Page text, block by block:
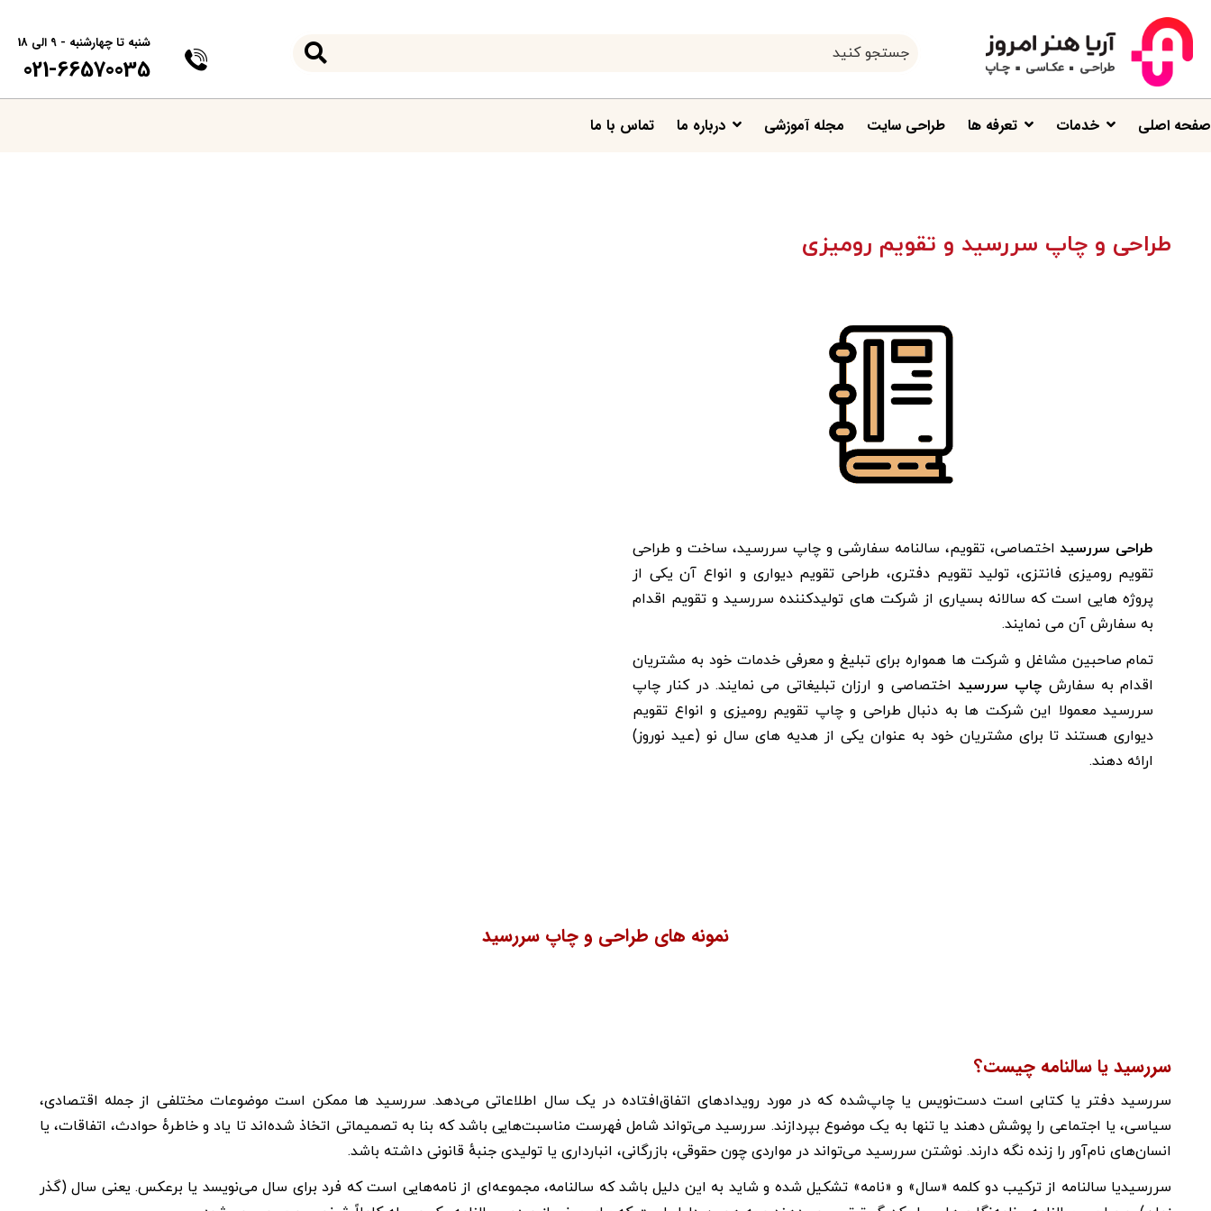
شنبه تا چهارشنبه - 9 الی 18
021-66570035
صفحه اصلی خدمات تعرفه ها طراحی سایت مجله آموزشی درباره ما تماس با ما
طراحی و چاپ سررسید و تقویم رومیزی
طراحی سررسیداختصاصی، تقویم، سالنامه سفارشی و چاپ سررسید، ساخت و طراحی
تقویم رومیزی فانتزی، تولید تقویم دفتری، طراحی تقویم دیواری و انواع آن یکی از
پروژه هایی است که سالانه بسیاری از شرکت های تولیدکننده سررسید و تقویم اقدام
به سفارش آن می نمایند.
تمام صاحبین مشاغل و شرکت ها همواره برای تبلیغ و معرفی خدمات خود به مشتریان
اقدام به سفارش چاپ سررسیداختصاصی و ارزان تبلیغاتی می نمایند. در کنار چاپ
سررسید معمولا این شرکت ها به دنبال طراحی و چاپ تقویم رومیزی و انواع تقویم
دیواری هستند تا برای مشتریان خود به عنوان یکی از هدیه های سال نو (عید نوروز)
ارائه دهند.
نمونه های طراحی و چاپ سررسید
سررسید یا سالنامه چیست؟
سررسید دفتر یا کتابی است دست‌نویس یا چاپ‌شده که در مورد رویدادهای اتفاق‌افتاده در یک سال اطلاعاتی می‌دهد. سررسید ها ممکن است موضوعات مختلفی از جمله اقتصادی،
سیاسی، یا اجتماعی را پوشش دهند یا تنها به یک موضوع بپردازند. سررسید می‌تواند شامل فهرست مناسبت‌هایی باشد که بنا به تصمیماتی اتخاذ شده‌اند تا یاد و خاطرهٔ حوادث، اتفاقات، یا
انسان‌های نام‌آور را زنده نگه دارند. نوشتن سررسید می‌تواند در مواردی چون حقوقی، بازرگانی، انبارداری یا تولیدی جنبهٔ قانونی داشته باشد.
سررسیدیا سالنامه از ترکیب دو کلمه «سال» و «نامه» تشکیل شده و شاید به این دلیل باشد که سالنامه، مجموعه‌ای از نامه‌هایی است که فرد برای سال می‌نویسد یا برعکس. یعنی سال (گذر